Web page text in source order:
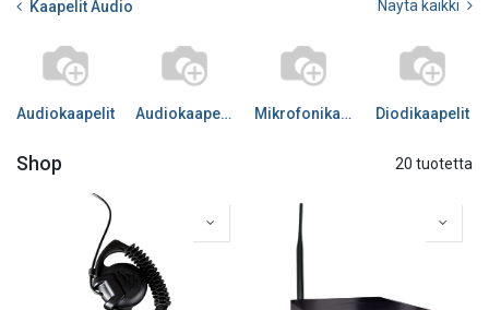
Kaapelit Audio Näytä kaikki
Audiokaapelit Audiokaapelit DIGI Mikrofonikaapelit Diodikaapelit
Shop 20 tuotetta